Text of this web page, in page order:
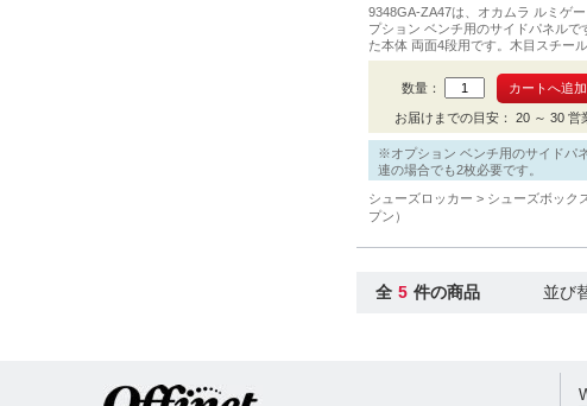
9348GA-ZA47は、オカムラ ルミゲ
プション ベンチ用のサイドパネルで
た本体 両面4段用です。木目スチール
ーはネオウッドライトです。1連の
枚必要です。
数量：
お届けまでの目安： 20 ～ 30 営
※オプション ベンチ用のサイドパ
連の場合でも2枚必要です。
シューズロッカー
シューズボック
プン）
全 5 件の商品 並び